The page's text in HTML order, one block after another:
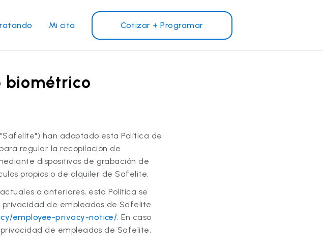
Mi cita Cotizar + Programar
de ventanillas
y reemplazo
biométrico
han adoptado esta Política de
regular la recopilación de
dispositivos de grabación de
propios o de alquiler de Safelite.
o anteriores, esta Política se
de empleados de Safelite​​​​​​​
employee-privacy-notice/. En caso
de empleados de Safelite,